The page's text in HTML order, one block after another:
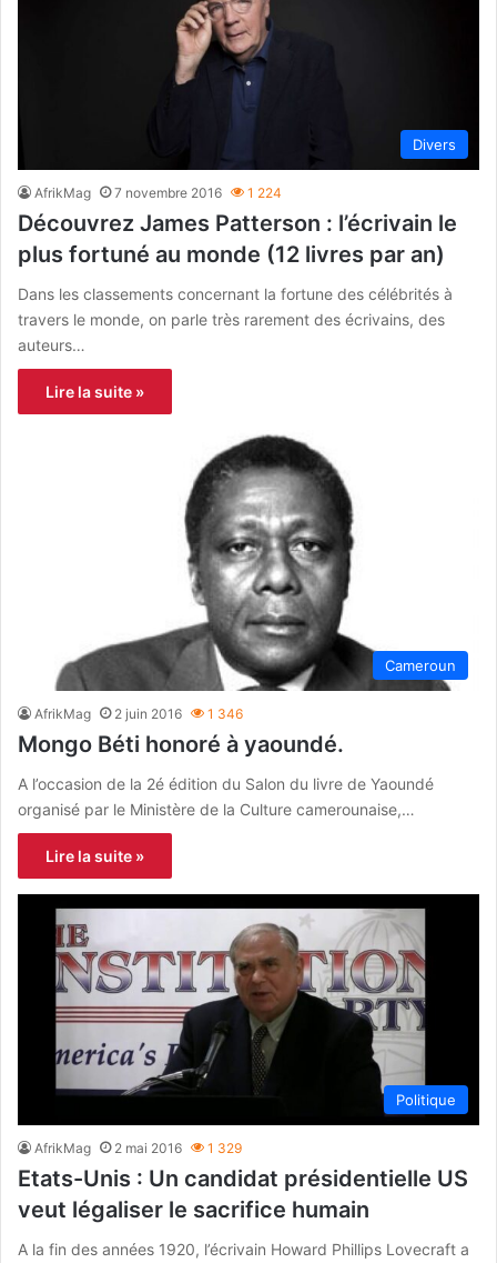
Divers
AfrikMag 7 novembre 2016 1 224
Découvrez James Patterson : l’écrivain le
plus fortuné au monde (12 livres par an)
Dans les classements concernant la fortune des célébrités à
travers le monde, on parle très rarement des écrivains, des
auteurs…
Lire la suite »
Cameroun
AfrikMag 2 juin 2016 1 346
Mongo Béti honoré à yaoundé.
A l’occasion de la 2é édition du Salon du livre de Yaoundé
organisé par le Ministère de la Culture camerounaise,…
Lire la suite »
Politique
AfrikMag 2 mai 2016 1 329
Etats-Unis : Un candidat présidentielle US
veut légaliser le sacrifice humain
A la fin des années 1920, l’écrivain Howard Phillips Lovecraft a